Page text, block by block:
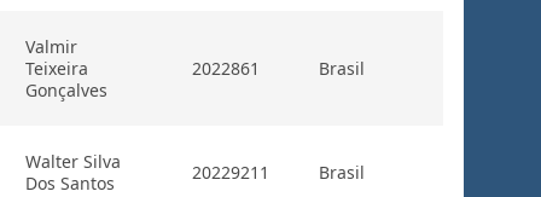
Valmir
Teixeira
Gonçalves
2022861 Brasil
Walter Silva
Dos Santos
20229211 Brasil